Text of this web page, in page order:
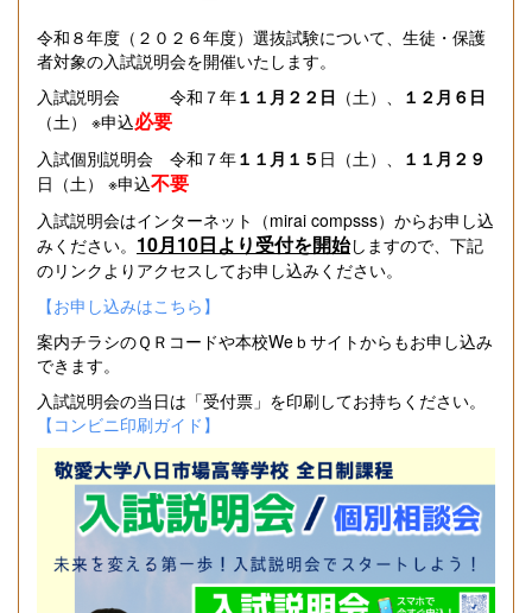
令和８年度（２０２６年度）選抜試験について、生徒・保護
者対象の入試説明会を開催いたします。
入試説明会 令和７年１１月２２日 （土）、
１２月６日
（土） ※申込必要
入試個別説明会 令和７年１１月１５ 日（土）、
１１月２９
日（土） ※申込不要
入試説明会はインターネット（mirai compsss）からお申し込
みください。 10月10日より受付を開始しますので、下記
のリンクよりアクセスしてお申し込みください。
【お申し込みはこちら】
案内チラシのＱＲコードや本校Weｂサイトからもお申し込み
できます。
入試説明会の当日は「受付票」を印刷してお持ちください。
【コンビニ印刷ガイド】